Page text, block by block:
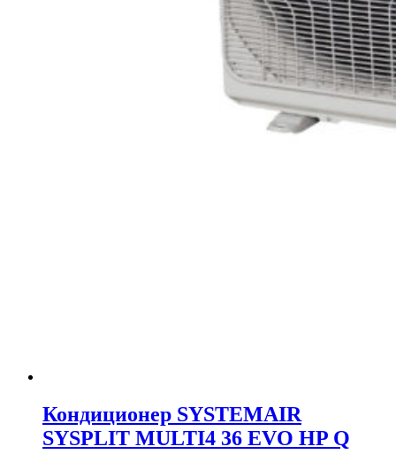
Кондиционер SYSTEMAIR
SYSPLIT MULTI4 36 EVO HP Q